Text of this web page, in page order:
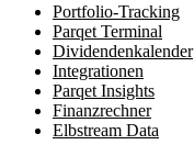
Portfolio-Tracking
Parqet Terminal
Dividendenkalender
Integrationen
Parqet Insights
Finanzrechner
Elbstream Data